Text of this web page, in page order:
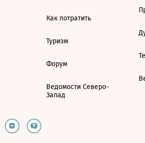
Как потратить
Туризм
Форум
Ведомости Северо-
Запад